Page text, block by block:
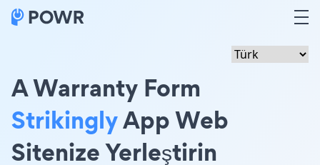
A Warranty Form
StrikinglyApp Web
Sitenize Yerleştirin